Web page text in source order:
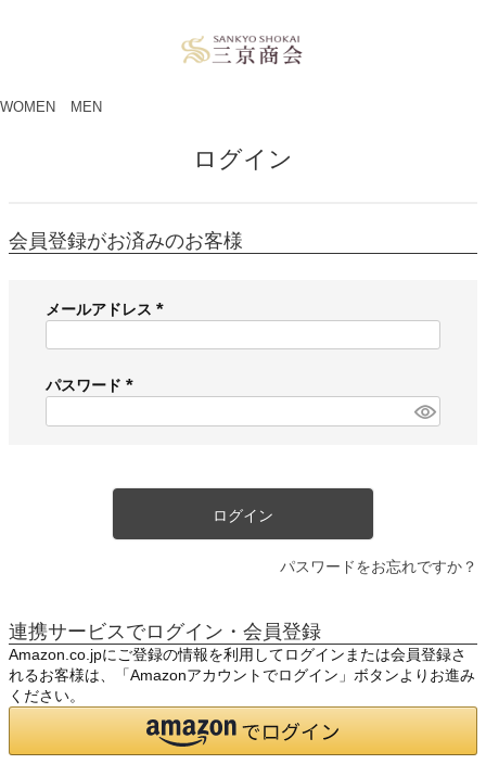
WOMEN MEN
ログイン
会員登録がお済みのお客様
メールアドレス
必
)
パスワード
必
ログイン
パスワードをお忘れですか？
連携サービスでログイン・会員登録
Amazon.co.jpにご登録の情報を利用してログインまたは会員登録さ
れるお客様は、「Amazonアカウントでログイン」ボタンよりお進み
ください。